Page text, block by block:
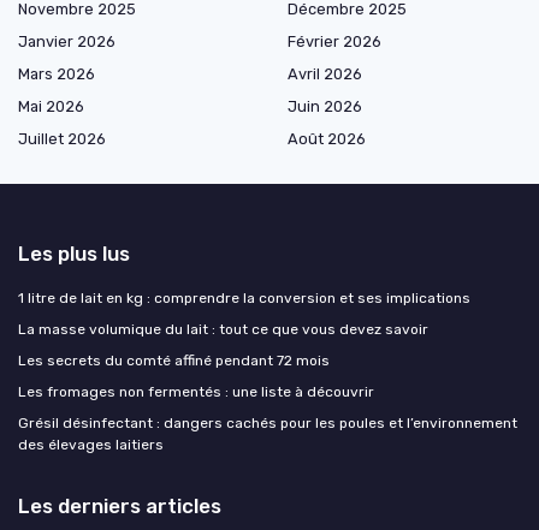
Novembre 2025
Décembre 2025
Janvier 2026
Février 2026
Mars 2026
Avril 2026
Mai 2026
Juin 2026
Juillet 2026
Août 2026
Les plus lus
1 litre de lait en kg : comprendre la conversion et ses implications
La masse volumique du lait : tout ce que vous devez savoir
Les secrets du comté affiné pendant 72 mois
Les fromages non fermentés : une liste à découvrir
Grésil désinfectant : dangers cachés pour les poules et l’environnement
des élevages laitiers
Les derniers articles